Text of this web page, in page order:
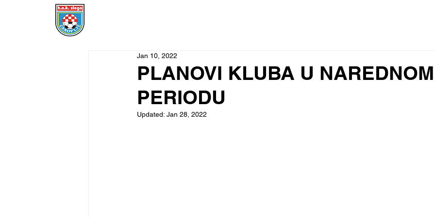
PLANOVI KLUBA U NAREDNOM
PERIODU
Jan 10, 2022
Updated: Jan 28, 2022